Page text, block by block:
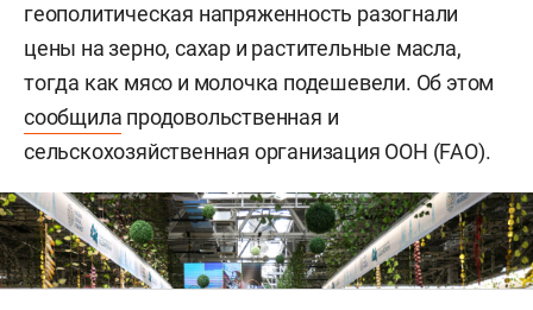
геополитическая напряженность разогнали
цены на зерно, сахар и растительные масла,
тогда как мясо и молочка подешевели. Об этом
сообщила продовольственная и
сельскохозяйственная организация ООН (FAO).